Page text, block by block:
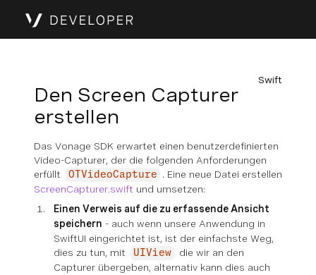
Swift
Den Screen Capturer
erstellen
Das Vonage SDK erwartet einen benutzerdefinierten
Video-Capturer, der die folgenden Anforderungen
erfüllt
OTVideoCapture
. Eine neue Datei erstellen
ScreenCapturer.swift und umsetzen:
Einen Verweis auf die zu erfassende Ansicht
speichern - auch wenn unsere Anwendung in
SwiftUI eingerichtet ist, ist der einfachste Weg,
dies zu tun, mit
UIView
die wir an den
Capturer übergeben, alternativ kann dies auch